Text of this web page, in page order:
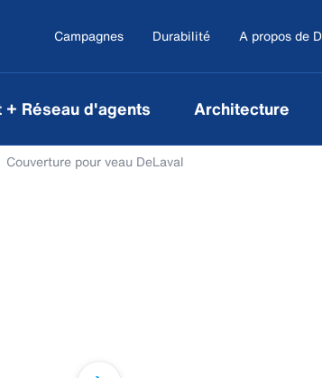
Campagnes Durabilité A propos de
+ Réseau d'agents Architecture
Couverture pour veau DeLaval